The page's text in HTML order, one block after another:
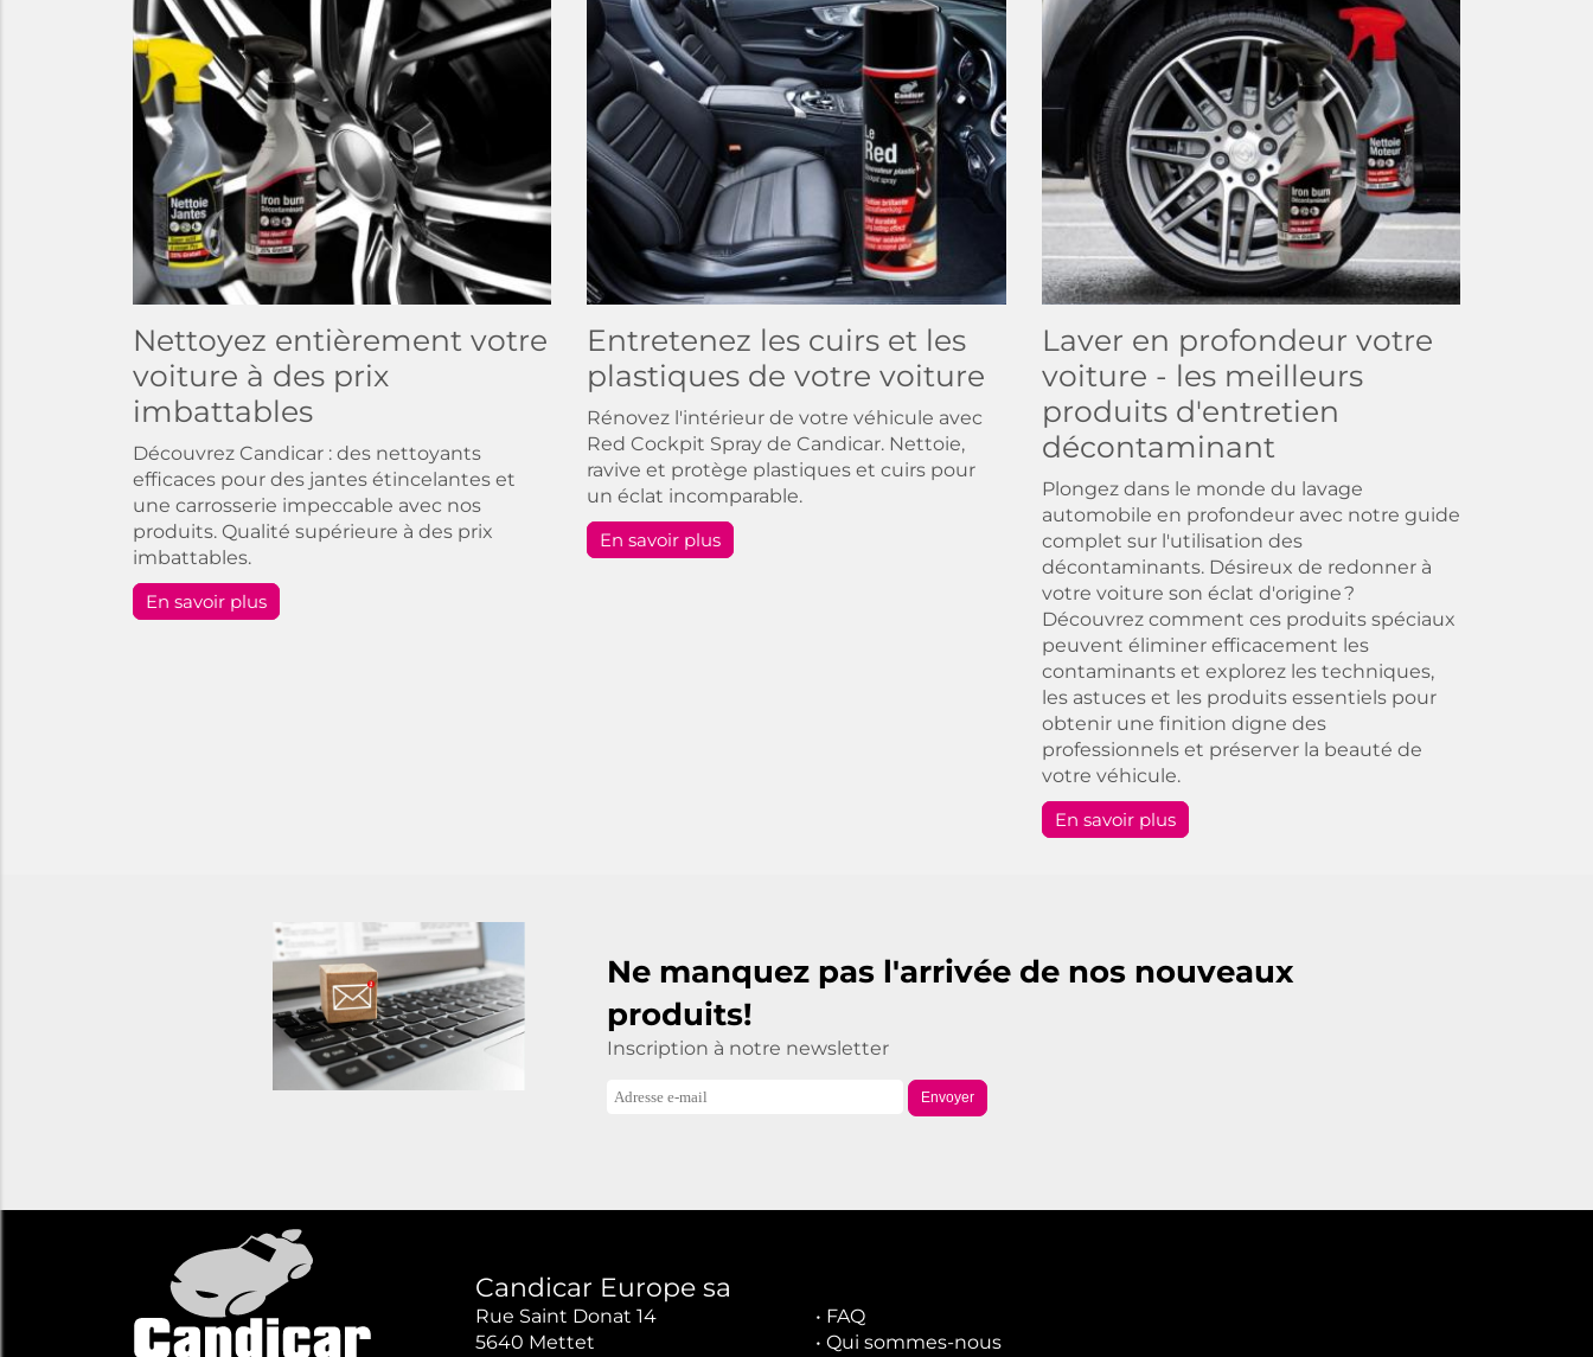
Nettoyez entièrement votre
voiture à des prix
imbattables
Découvrez Candicar : des nettoyants
efficaces pour des jantes étincelantes et
une carrosserie impeccable avec nos
produits. Qualité supérieure à des prix
imbattables.
En savoir plus
Entretenez les cuirs et les
plastiques de votre voiture
Rénovez l'intérieur de votre véhicule avec
Red Cockpit Spray de Candicar. Nettoie,
ravive et protège plastiques et cuirs pour
un éclat incomparable.
En savoir plus
Laver en profondeur votre
voiture - les meilleurs
produits d'entretien
décontaminant
Plongez dans le monde du lavage
automobile en profondeur avec notre guide
complet sur l'utilisation des
décontaminants. Désireux de redonner à
votre voiture son éclat d'origine ?
Découvrez comment ces produits spéciaux
peuvent éliminer efficacement les
contaminants et explorez les techniques,
les astuces et les produits essentiels pour
obtenir une finition digne des
professionnels et préserver la beauté de
votre véhicule.
En savoir plus
Ne manquez pas l'arrivée de nos nouveaux
produits!
Inscription à notre newsletter
Envoyer
Candicar Europe sa
Rue Saint Donat 14
5640 Mettet
• FAQ
• Qui sommes-nous